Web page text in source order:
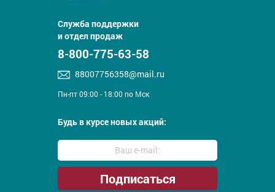
Служба поддержки
и отдел продаж
8-800-775-63-58
88007756358@mail.ru
Пн-пт 09:00 - 18:00 по Мск
Будь в курсе новых акций: